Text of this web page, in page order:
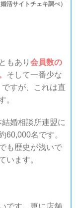
婚活サイトチェキ調べ）
もあり 会員数の
そして一番少な
すが、これは直
。
婚相談所連盟に
60,000名です。
も歴史が浅いで
います。